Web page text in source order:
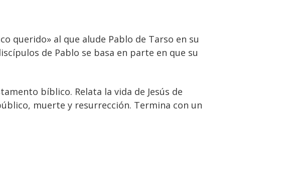
querido» al que alude Pablo de Tarso en su
de Pablo se basa en parte en que su
bíblico. Relata la vida de Jesús de
muerte y resurrección. Termina con un